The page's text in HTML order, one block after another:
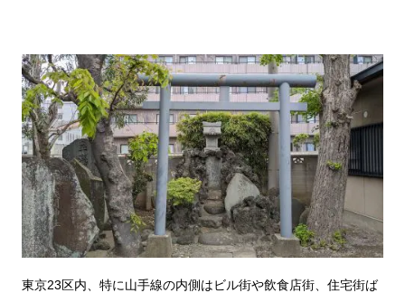
東京23区内、特に山手線の内側はビル街や飲食店街、住宅街ば